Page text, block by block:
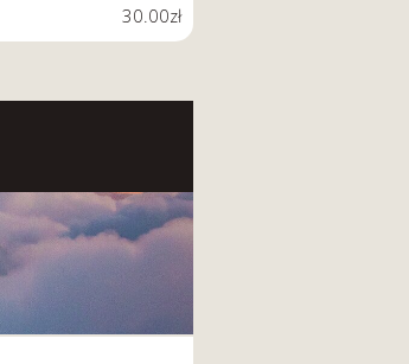
30.00zł